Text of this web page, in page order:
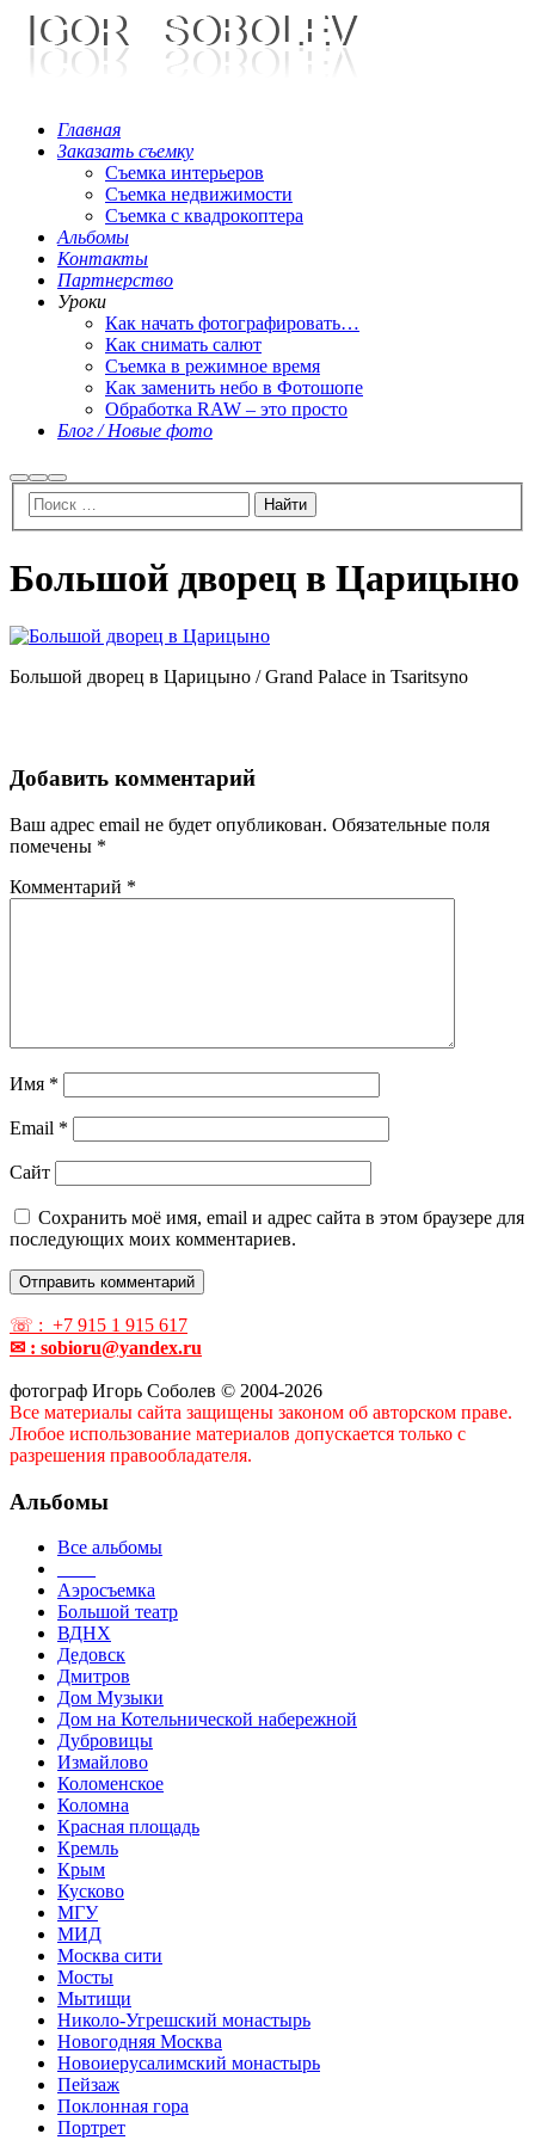
Главная
Заказать съемку
Съемка интерьеров
Съемка недвижимости
Съемка с квадрокоптера
Альбомы
Контакты
Партнерство
Уроки
Как начать фотографировать…
Как снимать салют
Съемка в режимное время
Как заменить небо в Фотошопе
Обработка RAW – это просто
Блог / Новые фото
НайтиБольше
информации
Главное
меню
Большой дворец в Царицыно
Большой дворец в Царицыно / Grand Palace in Tsaritsyno
Добавить комментарий
Ваш адрес email не будет опубликован. Обязательные поля
помечены *
Комментарий *
Имя *
Email *
Сайт
Сохранить моё имя, email и адрес сайта в этом браузере для
последующих моих комментариев.
☏ : +7 915 1 915 617
✉ : sobioru@yandex.ru
фотограф Игорь Соболев © 2004-2026
Все материалы сайта защищены законом об авторском праве.
Любое использование материалов допускается только с
разрешения правообладателя.
Альбомы
Все альбомы
Аэросъемка
Большой театр
ВДНХ
Дедовск
Дмитров
Дом Музыки
Дом на Котельнической набережной
Дубровицы
Измайлово
Коломенское
Коломна
Красная площадь
Кремль
Крым
Кусково
МГУ
МИД
Москва сити
Мосты
Мытищи
Николо-Угрешский монастырь
Новогодняя Москва
Новоиерусалимский монастырь
Пейзаж
Поклонная гора
Портрет